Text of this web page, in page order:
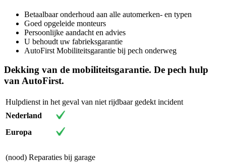
Betaalbaar onderhoud aan alle automerken- en typen
Goed opgeleide monteurs
Persoonlijke aandacht en advies
U behoudt uw fabrieksgarantie
AutoFirst Mobiliteitsgarantie bij pech onderweg
Dekking van de mobiliteitsgarantie. De pech hulp
van AutoFirst.
Hulpdienst in het geval van niet rijdbaar gedekt incident
Nederland
Europa
(nood) Reparaties bij garage